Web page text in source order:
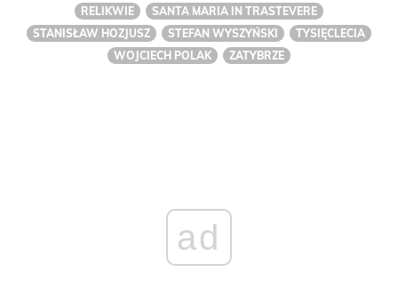
RELIKWIE
SANTA MARIA IN TRASTEVERE
STANISŁAW HOZJUSZ
STEFAN WYSZYŃSKI
TYSIĘCLECIA
WOJCIECH POLAK
ZATYBRZE
ad